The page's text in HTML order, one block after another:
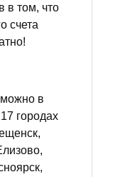
в том, что
счета
можно в
городах